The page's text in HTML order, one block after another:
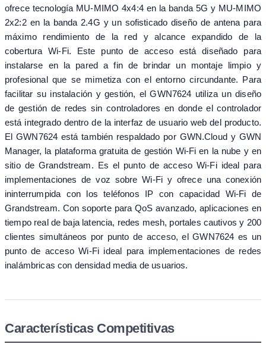
ofrece tecnología MU-MIMO 4x4:4 en la banda 5G y MU-MIMO
2x2:2 en la banda 2.4G y un sofisticado diseño de antena para
máximo rendimiento de la red y alcance expandido de la
cobertura Wi-Fi. Este punto de acceso está diseñado para
instalarse en la pared a fin de brindar un montaje limpio y
profesional que se mimetiza con el entorno circundante. Para
facilitar su instalación y gestión, el GWN7624 utiliza un diseño
de gestión de redes sin controladores en donde el controlador
está integrado dentro de la interfaz de usuario web del producto.
El GWN7624 está también respaldado por GWN.Cloud y GWN
Manager, la plataforma gratuita de gestión Wi-Fi en la nube y en
sitio de Grandstream. Es el punto de acceso Wi-Fi ideal para
implementaciones de voz sobre Wi-Fi y ofrece una conexión
ininterrumpida con los teléfonos IP con capacidad Wi-Fi de
Grandstream. Con soporte para QoS avanzado, aplicaciones en
tiempo real de baja latencia, redes mesh, portales cautivos y 200
clientes simultáneos por punto de acceso, el GWN7624 es un
punto de acceso Wi-Fi ideal para implementaciones de redes
inalámbricas con densidad media de usuarios.
Características Competitivas